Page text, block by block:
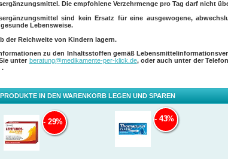
Wasser auf. Die empfohlene Tagesdosis nicht überschreiten.
Die empfohlene Verzehrmenge pro Tag darf nicht
sind kein Ersatz für eine ausgewogene,
Lebensweise.
der Reichweite von Kindern lagern.
zu den Inhaltsstoffen gemäß
unter beratung@medikamente-per-klick.de, oder auch unter der
.
IN DEN WARENKORB LEGEN UND SPAREN
29% 43%